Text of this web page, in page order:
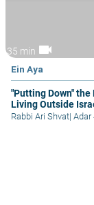
35 min videocam
Ein Aya
"Putting Down" the
Living Outside
Rabbi Ari Shvat| Adar